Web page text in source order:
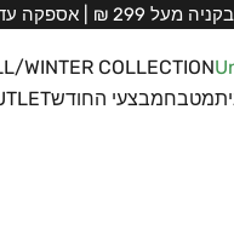
אספקה עד 7 ימי עסקים
WINTER COLLECTION
מטבחמבצעי החודש